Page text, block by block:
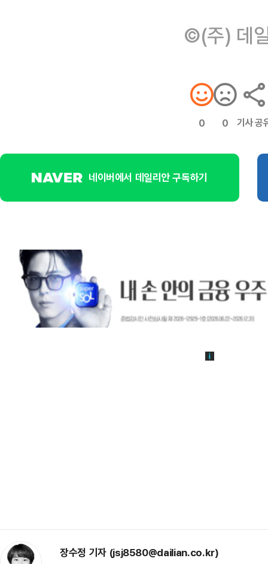
©(주) 데
0 0 기사 공
네이버에서 데일리안 구독하기
장수정 기자 (jsj8580@dailian.co.kr)